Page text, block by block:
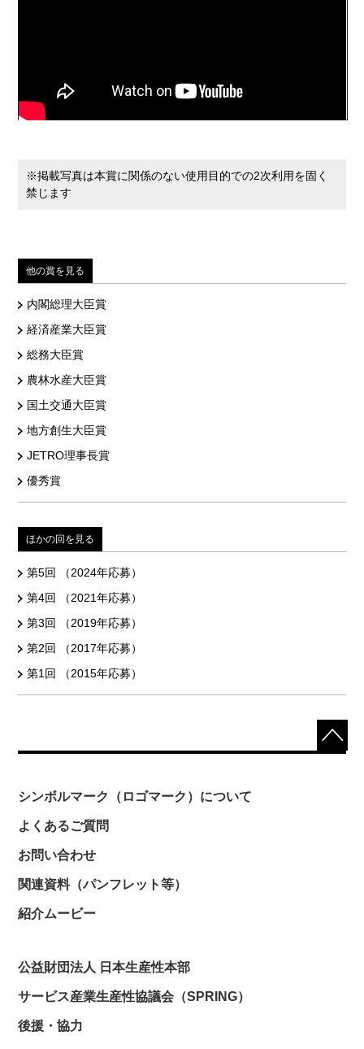
※掲載写真は本賞に関係のない使用目的での2次利用を固く
禁じます
他の賞を見る
内閣総理大臣賞
経済産業大臣賞
総務大臣賞
農林水産大臣賞
国土交通大臣賞
地方創生大臣賞
JETRO理事長賞
優秀賞
ほかの回を見る
第5回 （2024年応募）
第4回 （2021年応募）
第3回 （2019年応募）
第2回 （2017年応募）
第1回 （2015年応募）
シンボルマーク（ロゴマーク）について
よくあるご質問
お問い合わせ
関連資料（パンフレット等）
紹介ムービー
公益財団法人 日本生産性本部
サービス産業生産性協議会（SPRING）
後援・協力